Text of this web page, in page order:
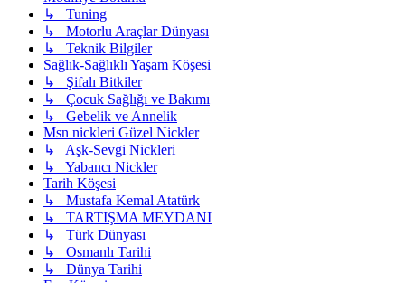
↳ Tuning
↳ Motorlu Araçlar Dünyası
↳ Teknik Bilgiler
Sağlık-Sağlıklı Yaşam Köşesi
↳ Şifalı Bitkiler
↳ Çocuk Sağlığı ve Bakımı
↳ Gebelik ve Annelik
Msn nickleri Güzel Nickler
↳ Aşk-Sevgi Nickleri
↳ Yabancı Nickler
Tarih Köşesi
↳ Mustafa Kemal Atatürk
↳ TARTIŞMA MEYDANI
↳ Türk Dünyası
↳ Osmanlı Tarihi
↳ Dünya Tarihi